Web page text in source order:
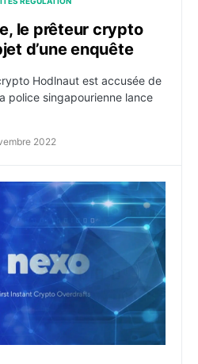
le prêteur crypto
d’une enquête
Hodlnaut est accusée de
police singapourienne lance
2022
avoir empêché $126 millions